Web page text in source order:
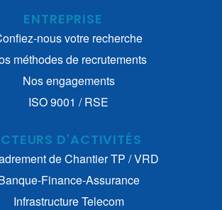
ENTREPRISE
nous votre recherche
méthodes de recrutements
Nos engagements
ISO 9001 / RSE
D'ACTIVITÉS
de Chantier TP / VRD
Finance-Assurance
Infrastructure Telecom